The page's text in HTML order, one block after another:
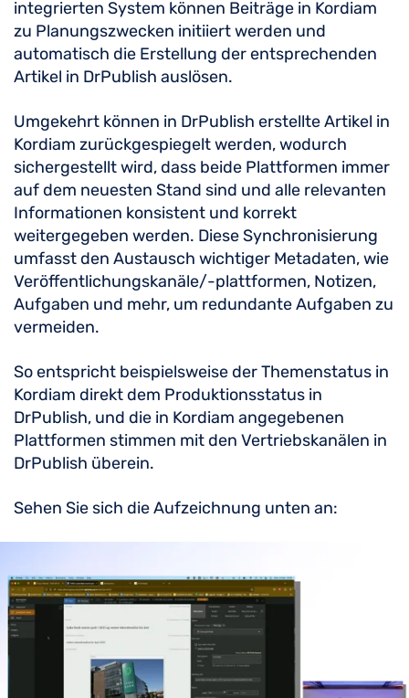
integrierten System können Beiträge in Kordiam
zu Planungszwecken initiiert werden und
automatisch die Erstellung der entsprechenden
Artikel in DrPublish auslösen.
Umgekehrt können in DrPublish erstellte Artikel in
Kordiam zurückgespiegelt werden, wodurch
sichergestellt wird, dass beide Plattformen immer
auf dem neuesten Stand sind und alle relevanten
Informationen konsistent und korrekt
weitergegeben werden. Diese Synchronisierung
umfasst den Austausch wichtiger Metadaten, wie
Veröffentlichungskanäle/-plattformen, Notizen,
Aufgaben und mehr, um redundante Aufgaben zu
vermeiden.
So entspricht beispielsweise der Themenstatus in
Kordiam direkt dem Produktionsstatus in
DrPublish, und die in Kordiam angegebenen
Plattformen stimmen mit den Vertriebskanälen in
DrPublish überein.
Sehen Sie sich die Aufzeichnung unten an: